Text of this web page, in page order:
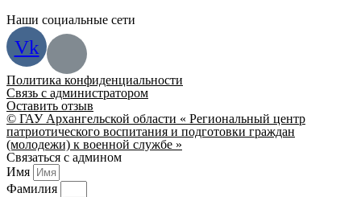
Наши социальные сети
Vk
Политика конфиденциальности
Связь с администратором
Оставить отзыв
© ГАУ Архангельской области « Региональный центр
патриотического воспитания и подготовки граждан
(молодежи) к военной службе »
Связаться с админом
Имя
Фамилия